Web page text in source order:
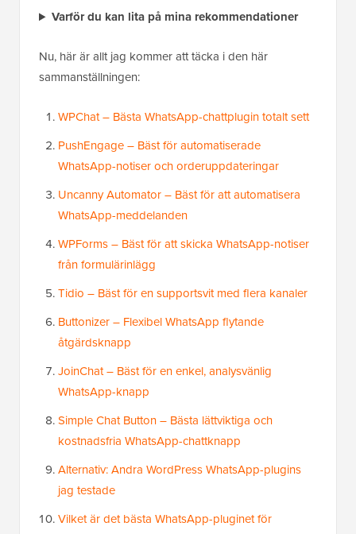
Varför du kan lita på mina rekommendationer
Nu, här är allt jag kommer att täcka i den här
sammanställningen:
WPChat – Bästa WhatsApp-chattplugin totalt sett
PushEngage – Bäst för automatiserade
WhatsApp-notiser och orderuppdateringar
Uncanny Automator – Bäst för att automatisera
WhatsApp-meddelanden
WPForms – Bäst för att skicka WhatsApp-notiser
från formulärinlägg
Tidio – Bäst för en supportsvit med flera kanaler
Buttonizer – Flexibel WhatsApp flytande
åtgärdsknapp
JoinChat – Bäst för en enkel, analysvänlig
WhatsApp-knapp
Simple Chat Button – Bästa lättviktiga och
kostnadsfria WhatsApp-chattknapp
Alternativ: Andra WordPress WhatsApp-plugins
jag testade
Vilket är det bästa WhatsApp-pluginet för